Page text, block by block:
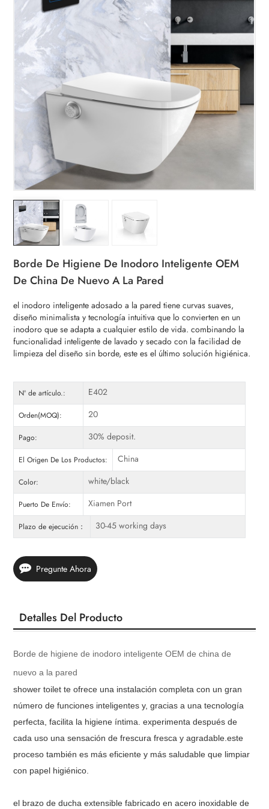
Borde De Higiene De Inodoro Inteligente OEM
De China De Nuevo A La Pared
el inodoro inteligente adosado a la pared tiene curvas suaves,
diseño minimalista y tecnología intuitiva que lo convierten en un
inodoro que se adapta a cualquier estilo de vida. combinando la
funcionalidad inteligente de lavado y secado con la facilidad de
limpieza del diseño sin borde, este es el último solución higiénica.
Nº de artículo.: E402
Orden(MOQ): 20
Pago: 30% deposit.
El Origen De Los Productos: China
Color: white/black
Puerto De Envío: Xiamen Port
Plazo de ejecución： 30-45 working days
Pregunte Ahora
Detalles Del Producto
Borde de higiene de inodoro inteligente OEM de china de
nuevo a la pared
shower toilet te ofrece una instalación completa con un gran
número de funciones inteligentes y, gracias a una tecnología
perfecta, facilita la higiene íntima. experimenta después de
cada uso una sensación de frescura fresca y agradable.este
proceso también es más eficiente y más saludable que limpiar
con papel higiénico.
el brazo de ducha extensible fabricado en acero inoxidable de